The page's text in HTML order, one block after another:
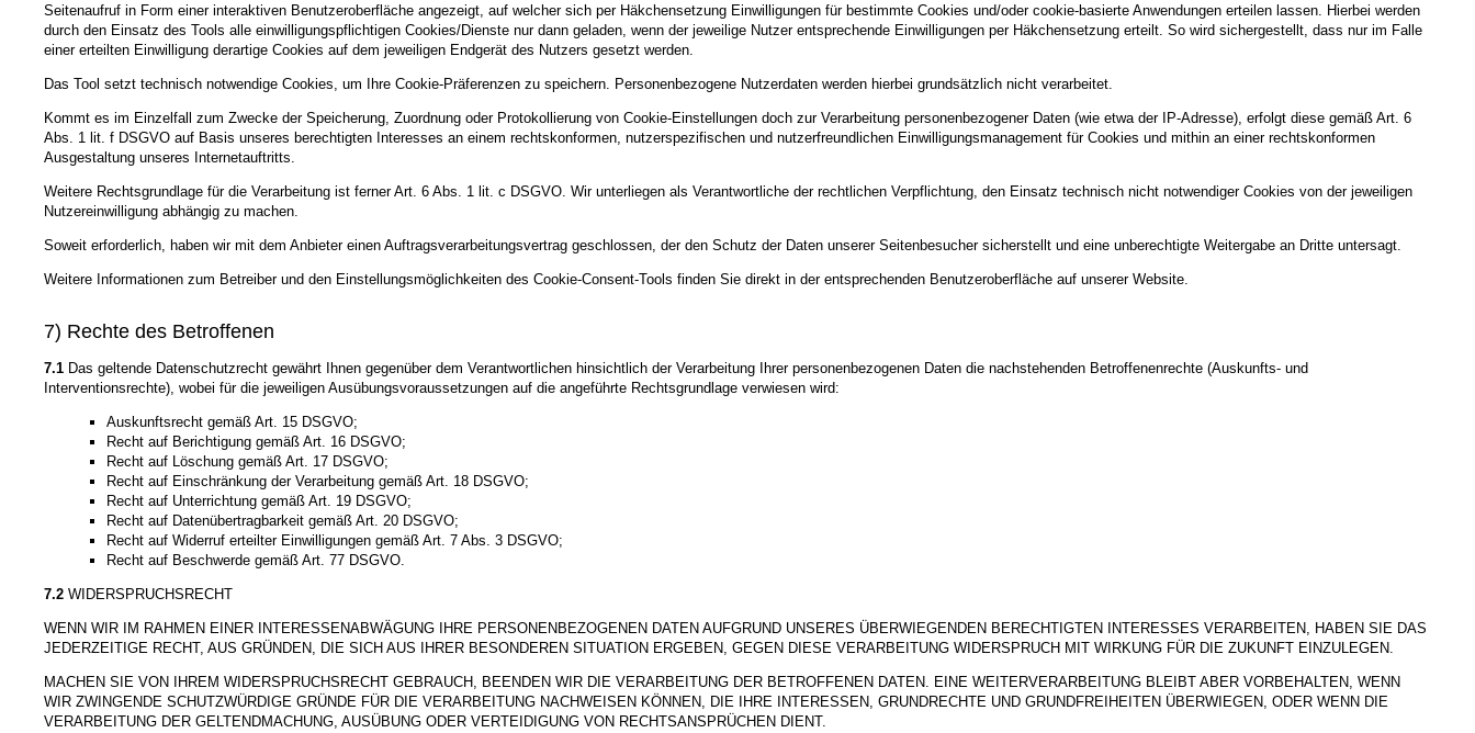
Seitenaufruf in Form einer interaktiven Benutzeroberfläche angezeigt, auf welcher sich per Häkchensetzung Einwilligungen für bestimmte Cookies und/oder cookie-basierte Anwendungen erteilen lassen. Hierbei werden
durch den Einsatz des Tools alle einwilligungspflichtigen Cookies/Dienste nur dann geladen, wenn der jeweilige Nutzer entsprechende Einwilligungen per Häkchensetzung erteilt. So wird sichergestellt, dass nur im Falle
einer erteilten Einwilligung derartige Cookies auf dem jeweiligen Endgerät des Nutzers gesetzt werden.
Das Tool setzt technisch notwendige Cookies, um Ihre Cookie-Präferenzen zu speichern. Personenbezogene Nutzerdaten werden hierbei grundsätzlich nicht verarbeitet.
Kommt es im Einzelfall zum Zwecke der Speicherung, Zuordnung oder Protokollierung von Cookie-Einstellungen doch zur Verarbeitung personenbezogener Daten (wie etwa der IP-Adresse), erfolgt diese gemäß Art. 6
Abs. 1 lit. f DSGVO auf Basis unseres berechtigten Interesses an einem rechtskonformen, nutzerspezifischen und nutzerfreundlichen Einwilligungsmanagement für Cookies und mithin an einer rechtskonformen
Ausgestaltung unseres Internetauftritts.
Weitere Rechtsgrundlage für die Verarbeitung ist ferner Art. 6 Abs. 1 lit. c DSGVO. Wir unterliegen als Verantwortliche der rechtlichen Verpflichtung, den Einsatz technisch nicht notwendiger Cookies von der jeweiligen
Nutzereinwilligung abhängig zu machen.
Soweit erforderlich, haben wir mit dem Anbieter einen Auftragsverarbeitungsvertrag geschlossen, der den Schutz der Daten unserer Seitenbesucher sicherstellt und eine unberechtigte Weitergabe an Dritte untersagt.
Weitere Informationen zum Betreiber und den Einstellungsmöglichkeiten des Cookie-Consent-Tools finden Sie direkt in der entsprechenden Benutzeroberfläche auf unserer Website.
7) Rechte des Betroffenen
7.1 Das geltende Datenschutzrecht gewährt Ihnen gegenüber dem Verantwortlichen hinsichtlich der Verarbeitung Ihrer personenbezogenen Daten die nachstehenden Betroffenenrechte (Auskunfts- und
Interventionsrechte), wobei für die jeweiligen Ausübungsvoraussetzungen auf die angeführte Rechtsgrundlage verwiesen wird:
Auskunftsrecht gemäß Art. 15 DSGVO;
Recht auf Berichtigung gemäß Art. 16 DSGVO;
Recht auf Löschung gemäß Art. 17 DSGVO;
Recht auf Einschränkung der Verarbeitung gemäß Art. 18 DSGVO;
Recht auf Unterrichtung gemäß Art. 19 DSGVO;
Recht auf Datenübertragbarkeit gemäß Art. 20 DSGVO;
Recht auf Widerruf erteilter Einwilligungen gemäß Art. 7 Abs. 3 DSGVO;
Recht auf Beschwerde gemäß Art. 77 DSGVO.
7.2 WIDERSPRUCHSRECHT
WENN WIR IM RAHMEN EINER INTERESSENABWÄGUNG IHRE PERSONENBEZOGENEN DATEN AUFGRUND UNSERES ÜBERWIEGENDEN BERECHTIGTEN INTERESSES VERARBEITEN, HABEN SIE DAS
JEDERZEITIGE RECHT, AUS GRÜNDEN, DIE SICH AUS IHRER BESONDEREN SITUATION ERGEBEN, GEGEN DIESE VERARBEITUNG WIDERSPRUCH MIT WIRKUNG FÜR DIE ZUKUNFT EINZULEGEN.
MACHEN SIE VON IHREM WIDERSPRUCHSRECHT GEBRAUCH, BEENDEN WIR DIE VERARBEITUNG DER BETROFFENEN DATEN. EINE WEITERVERARBEITUNG BLEIBT ABER VORBEHALTEN, WENN
WIR ZWINGENDE SCHUTZWÜRDIGE GRÜNDE FÜR DIE VERARBEITUNG NACHWEISEN KÖNNEN, DIE IHRE INTERESSEN, GRUNDRECHTE UND GRUNDFREIHEITEN ÜBERWIEGEN, ODER WENN DIE
VERARBEITUNG DER GELTENDMACHUNG, AUSÜBUNG ODER VERTEIDIGUNG VON RECHTSANSPRÜCHEN DIENT.